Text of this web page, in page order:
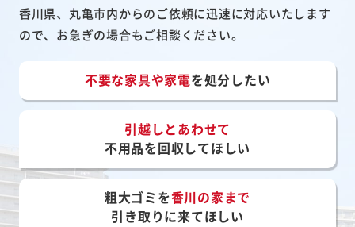
香川県、丸亀市内からのご依頼に迅速に対応いたします
ので、お急ぎの場合もご相談ください。
不要な家具や家電を処分したい
引越しとあわせて
不用品を回収してほしい
粗大ゴミを香川の家まで
引き取りに来てほしい